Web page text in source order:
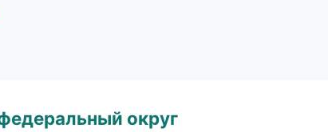
округ